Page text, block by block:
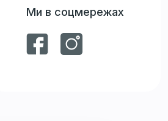
Ми в соцмережах